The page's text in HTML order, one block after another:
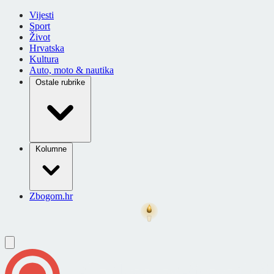
Vijesti
Sport
Život
Hrvatska
Kultura
Auto, moto & nautika
Ostale rubrike
Kolumne
Zbogom.hr